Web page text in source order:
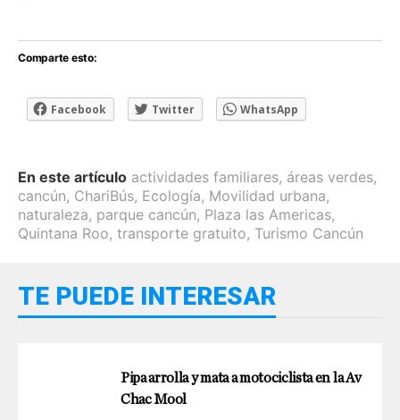
Comparte esto:
Facebook Twitter WhatsApp
En este artículo actividades familiares, áreas verdes,
cancún, ChariBús, Ecología, Movilidad urbana,
naturaleza, parque cancún, Plaza las Americas,
Quintana Roo, transporte gratuito, Turismo Cancún
TE PUEDE INTERESAR
Pipa arrolla y mata a motociclista en la Av
Chac Mool